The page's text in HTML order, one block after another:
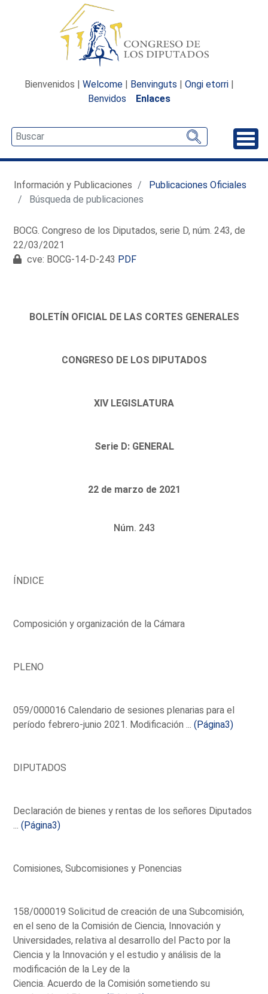
Bienvenidos | Welcome | Benvinguts | Ongi etorri |
Benvidos
Enlaces
Información y Publicaciones
Publicaciones Oficiales
Búsqueda de publicaciones
BOCG. Congreso de los Diputados, serie D, núm. 243, de
22/03/2021
cve: BOCG-14-D-243 PDF
BOLETÍN OFICIAL DE LAS CORTES GENERALES
CONGRESO DE LOS DIPUTADOS
XIV LEGISLATURA
Serie D: GENERAL
22 de marzo de 2021
Núm. 243
ÍNDICE
Composición y organización de la Cámara
PLENO
059/000016 Calendario de sesiones plenarias para el
período febrero-junio 2021. Modificación ...(Página3)
DIPUTADOS
Declaración de bienes y rentas de los señores Diputados
...(Página3)
Comisiones, Subcomisiones y Ponencias
158/000019 Solicitud de creación de una Subcomisión,
en el seno de la Comisión de Ciencia, Innovación y
Universidades, relativa al desarrollo del Pacto por la
Ciencia y la Innovación y el estudio y análisis de la
modificación de la Ley de la
Ciencia. Acuerdo de la Comisión sometiendo su